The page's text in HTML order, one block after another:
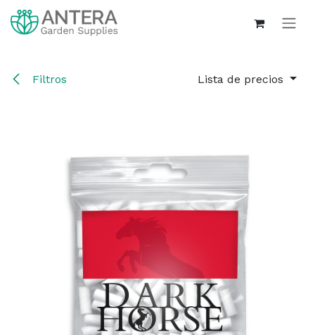
Ir al contenido
Filtros Lista de precios